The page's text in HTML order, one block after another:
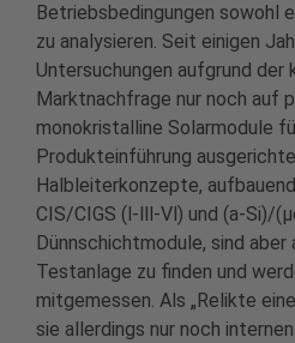
Betriebsbedingungen sowohl
zu analysieren. Seit einigen
Untersuchungen aufgrund der
Marktnachfrage nur noch auf
monokristalline Solarmodule
Produkteinführung
Halbleiterkonzepte,
CIS/CIGS (l-lll-Vl) und (a-Si)/
Dünnschichtmodule, sind
Testanlage zu finden und
mitgemessen. Als „Relikte
sie allerdings nur noch